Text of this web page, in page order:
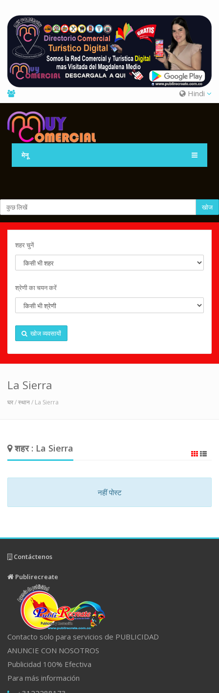
Hindi
मेनू
खोज
शहर चुनें
श्रेणी का चयन करें
खोज व्यवसायों
La Sierra
घर/स्थान/ La Sierra
शहर : La Sierra
नहीं पोस्ट
Contáctenos
Publirecreate
Contacto solo para servicios de PUBLICIDAD
ANUNCIE CON NOSOTROS
Publicidad 100% Efectiva
Para más información